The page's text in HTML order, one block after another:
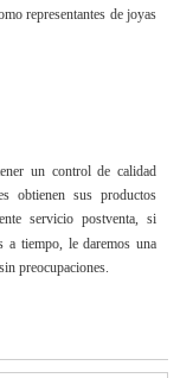
representantes de joyas
un control de calidad
obtienen sus productos
servicio postventa, si
a tiempo, le daremos una
preocupaciones.